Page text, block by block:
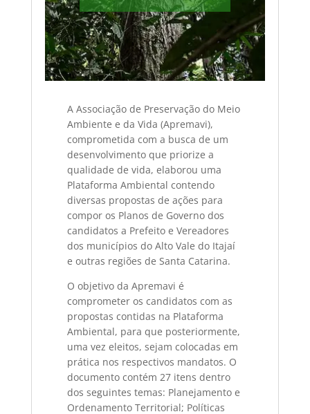
A Associação de Preservação do Meio
Ambiente e da Vida (Apremavi),
comprometida com a busca de um
desenvolvimento que priorize a
qualidade de vida, elaborou uma
Plataforma Ambiental contendo
diversas propostas de ações para
compor os Planos de Governo dos
candidatos a Prefeito e Vereadores
dos municípios do Alto Vale do Itajaí
e outras regiões de Santa Catarina.
O objetivo da Apremavi é
comprometer os candidatos com as
propostas contidas na Plataforma
Ambiental, para que posteriormente,
uma vez eleitos, sejam colocadas em
prática nos respectivos mandatos. O
documento contém 27 itens dentro
dos seguintes temas: Planejamento e
Ordenamento Territorial; Políticas